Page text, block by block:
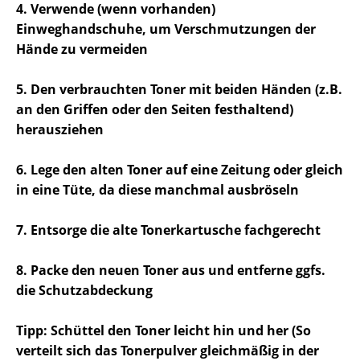
4. Verwende (wenn vorhanden)
Einweghandschuhe, um Verschmutzungen der
Hände zu vermeiden
5. Den verbrauchten Toner mit beiden Händen (z.B.
an den Griffen oder den Seiten festhaltend)
herausziehen
6. Lege den alten Toner auf eine Zeitung oder gleich
in eine Tüte, da diese manchmal ausbröseln
7. Entsorge die alte Tonerkartusche fachgerecht
8. Packe den neuen Toner aus und entferne ggfs.
die Schutzabdeckung
Tipp: Schüttel den Toner leicht hin und her (So
verteilt sich das Tonerpulver gleichmäßig in der